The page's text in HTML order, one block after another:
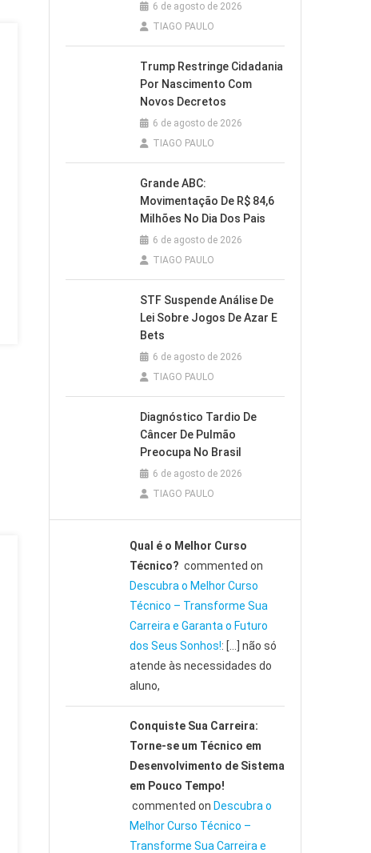
6 de agosto de 2026
TIAGO PAULO
Trump Restringe Cidadania
Por Nascimento Com
Novos Decretos
6 de agosto de 2026
TIAGO PAULO
Grande ABC:
Movimentação De R$ 84,6
Milhões No Dia Dos Pais
6 de agosto de 2026
TIAGO PAULO
STF Suspende Análise De
Lei Sobre Jogos De Azar E
Bets
6 de agosto de 2026
TIAGO PAULO
Diagnóstico Tardio De
Câncer De Pulmão
Preocupa No Brasil
6 de agosto de 2026
TIAGO PAULO
Qual é o Melhor Curso
Técnico? commented on
Descubra o Melhor Curso
Técnico – Transforme Sua
Carreira e Garanta o Futuro
dos Seus Sonhos!: […] não só
atende às necessidades do
aluno,
Conquiste Sua Carreira:
Torne-se um Técnico em
Desenvolvimento de Sistema
em Pouco Tempo!
commented on Descubra o
Melhor Curso Técnico –
Transforme Sua Carreira e